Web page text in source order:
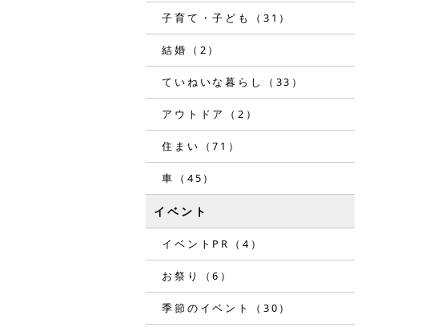
子育て・子ども（31）
結婚（2）
ていねいな暮らし（33）
アウトドア（2）
住まい（71）
車（45）
イベント
イベントPR（4）
お祭り（6）
季節のイベント（30）